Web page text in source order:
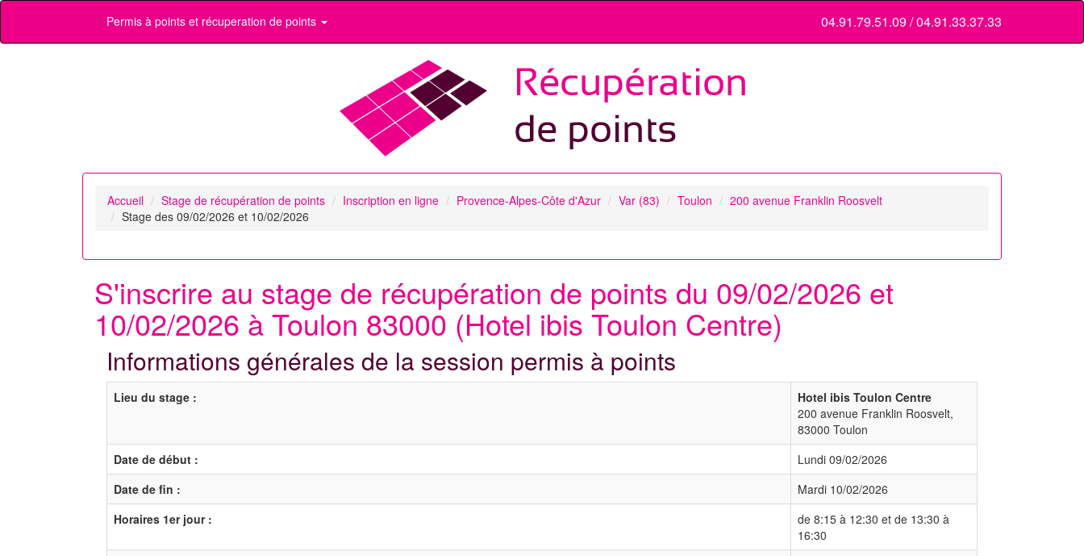
Permis à points et récuperation de points 04.91.79.51.09 / 04.91.33.37.33
Accueil Stage de récupération de points Inscription en ligne Provence-Alpes-Côte d'Azur Var (83) Toulon
200 avenue Franklin Roosvelt
Stage des 09/02/2026 et 10/02/2026
S'inscrire au stage de récupération de points du 09/02/2026 et
10/02/2026 à Toulon 83000 (Hotel ibis Toulon Centre)
Informations générales de la session permis à points
Lieu du stage :
Hotel ibis Toulon Centre
200 avenue Franklin Roosvelt,
83000 Toulon
Date de début :
Lundi 09/02/2026
Date de fin :
Mardi 10/02/2026
Horaires 1er jour :
de 8:15 à 12:30 et de 13:30 à
16:30